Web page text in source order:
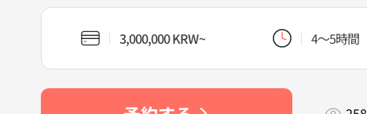
3,000,000 KRW~ 4～5時間